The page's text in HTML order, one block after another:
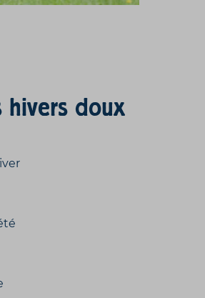
hivers doux